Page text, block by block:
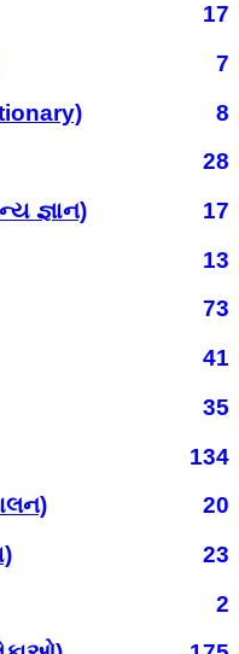
17
7
8
28
જ્ઞાન)
17
13
73
41
35
134
20
23
2